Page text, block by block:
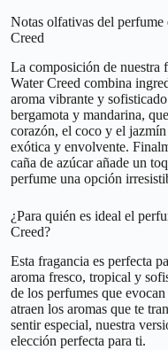
Notas olfativas del
Creed
La composición de nuestra
Water Creed combina
aroma vibrante y
bergamota y mandarina,
corazón, el coco y el jazmín
exótica y envolvente.
caña de azúcar añade un
perfume una opción
¿Para quién es ideal el
Creed?
Esta fragancia es perfecta
aroma fresco, tropical y
de los perfumes que
atraen los aromas que te
sentir especial, nuestra
elección perfecta para ti.